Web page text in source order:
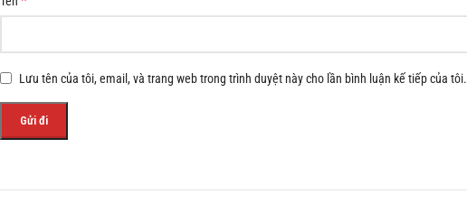
Lưu tên của tôi, email, và trang web trong trình duyệt này cho lần bình luận kế tiếp của tôi.